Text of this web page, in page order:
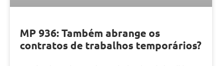
MP 936: Também abrange os
contratos de trabalhos temporários?